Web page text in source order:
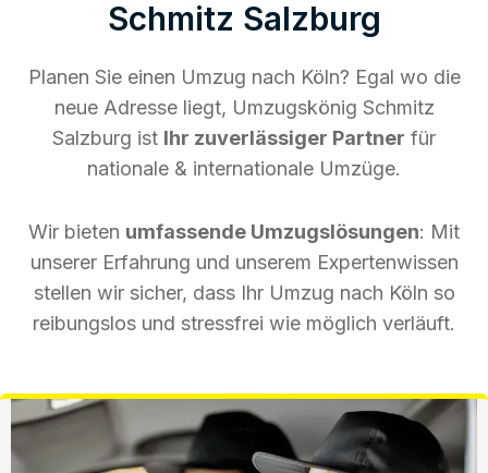
Schmitz Salzburg
Planen Sie einen Umzug nach Köln? Egal wo die
neue Adresse liegt, Umzugskönig Schmitz
Salzburg ist Ihr zuverlässiger Partner für
nationale & internationale Umzüge.
Wir bieten umfassende Umzugslösungen: Mit
unserer Erfahrung und unserem Expertenwissen
stellen wir sicher, dass Ihr Umzug nach Köln so
reibungslos und stressfrei wie möglich verläuft.